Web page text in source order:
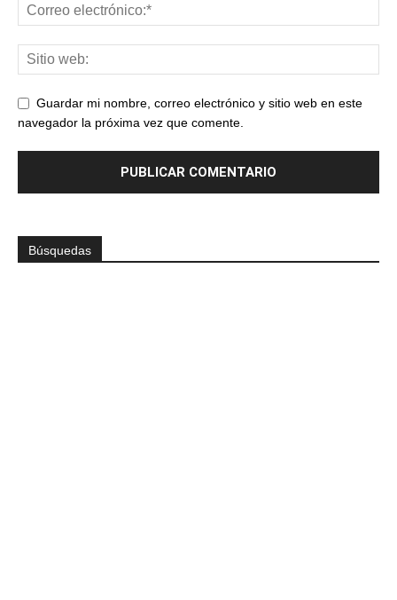
Guardar mi nombre, correo electrónico y sitio web en este
navegador la próxima vez que comente.
Búsquedas